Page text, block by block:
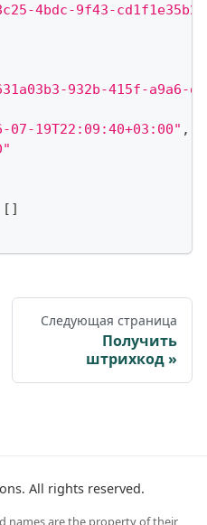
4bdc-9f43-
932b-415f-a9a6-
07-19T22:09:40+03:00" ,
[ ]
Следующая страница
Получить
штрихкод
All rights reserved.
names are the property of their